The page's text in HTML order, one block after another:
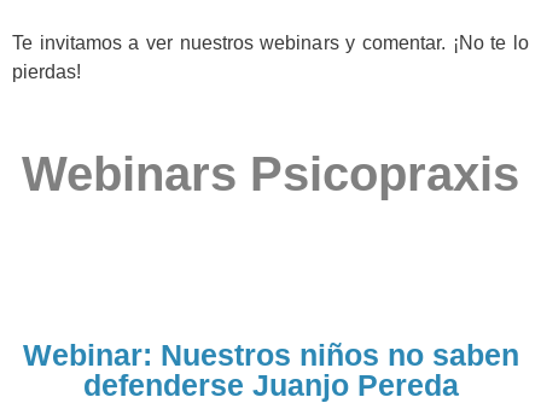
Te invitamos a ver nuestros webinars y comentar. ¡No te lo
pierdas!
Webinars Psicopraxis
Webinar: Nuestros niños no saben
defenderse Juanjo Pereda